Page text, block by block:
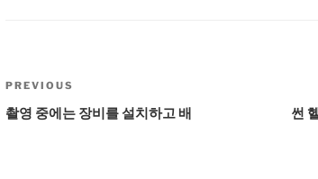
Post
navigation
Previous
Post
PREVIOUS
촬영 중에는 장비를 설치하고 배 썬